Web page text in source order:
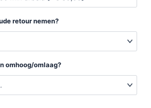
retour nemen?
omhoog/omlaag?